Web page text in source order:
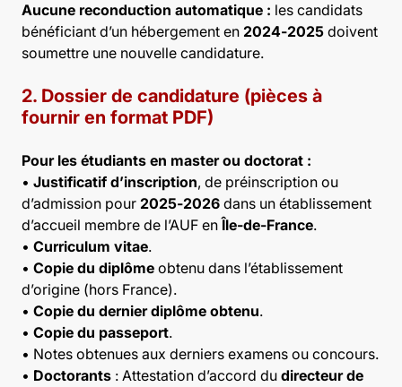
Aucune reconduction automatique : les candidats
bénéficiant d’un hébergement en 2024-2025 doivent
soumettre une nouvelle candidature.
2. Dossier de candidature (pièces à
fournir en format PDF)
Pour les étudiants en master ou doctorat :
• Justificatif d’inscription, de préinscription ou
d’admission pour 2025-2026 dans un établissement
d’accueil membre de l’AUF enÎle-de-France.
• Curriculum vitae.
• Copie du diplôme obtenu dans l’établissement
d’origine (hors France).
• Copie du dernier diplôme obtenu.
• Copie du passeport.
• Notes obtenues aux derniers examens ou concours.
• Doctorants : Attestation d’accord du directeur de